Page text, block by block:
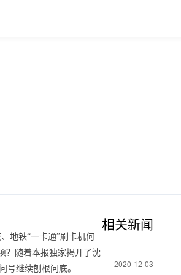
地铁“一卡通”刷卡机何
？随着本报独家揭开了沈
号继续刨根问底。
相关新闻
2020-12-03